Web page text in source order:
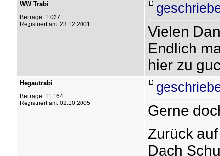
WW Trabi
Beiträge: 1.027
Registriert am: 23.12.2001
Vielen
Endlich
hier zu
Hegautrabi
Beiträge: 11.164
Registriert am: 02.10.2005
Gerne
Zurück
Dach